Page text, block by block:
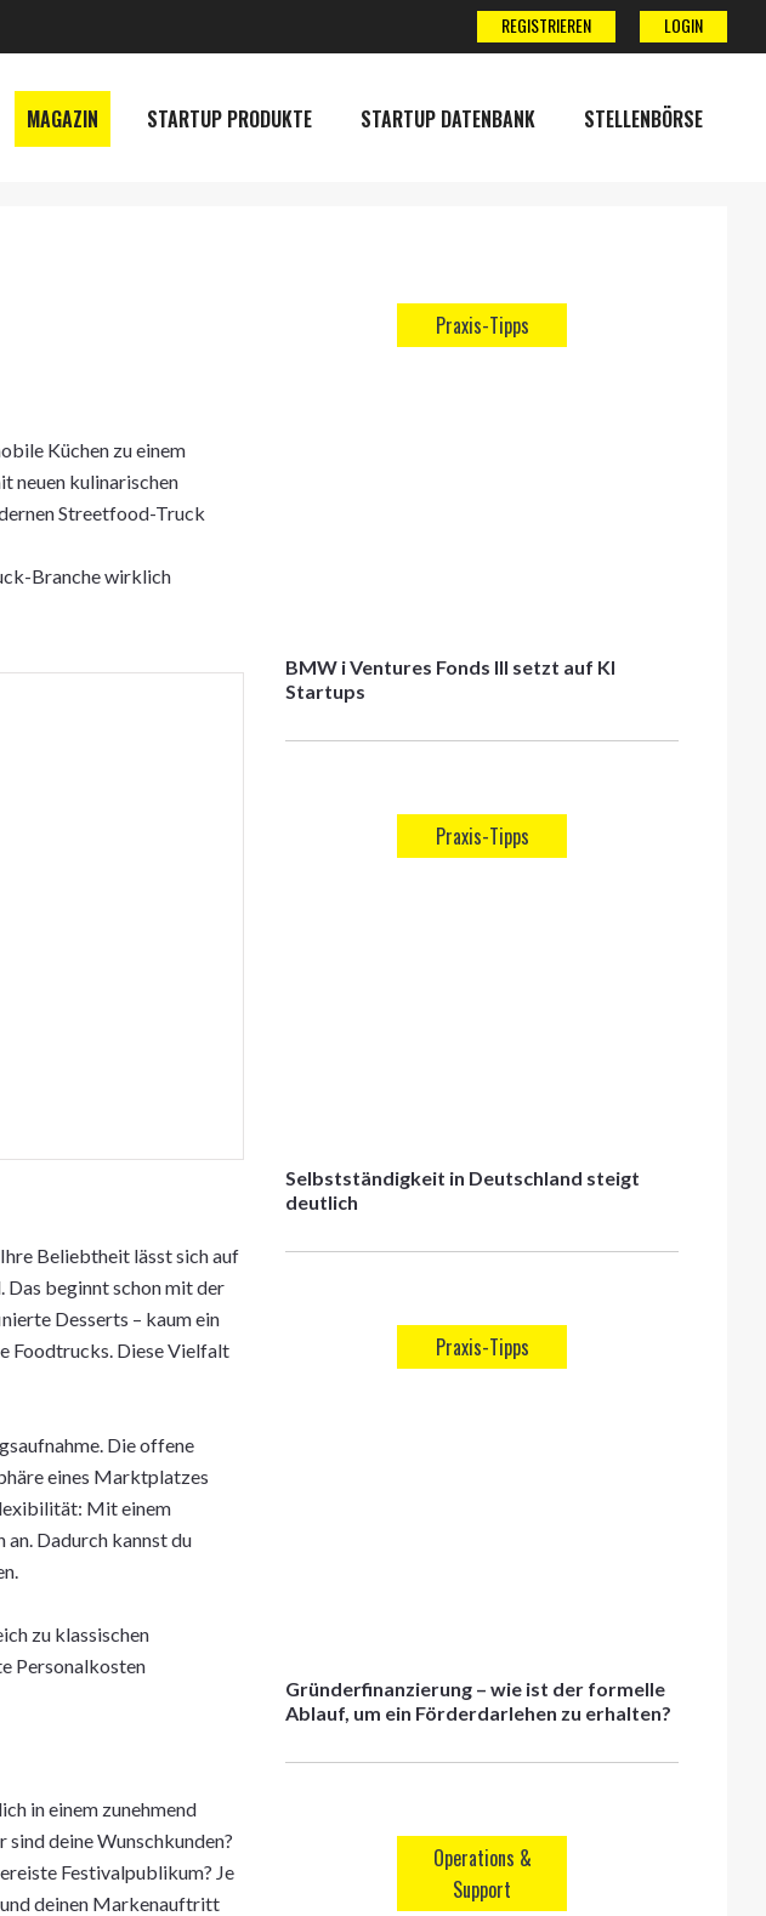
LOGIN
REGISTRIEREN
MAGAZIN STARTUP PRODUKTE STARTUP DATENBANK STELLENBÖRSE
Küchen zu einem
neuen kulinarischen
Streetfood-Truck
Branche wirklich
Beliebtheit lässt sich auf
Das beginnt schon mit der
Desserts – kaum ein
Foodtrucks. Diese Vielfalt
Die offene
eines Marktplatzes
Mit einem
an. Dadurch kannst du
zu klassischen
Personalkosten
in einem zunehmend
deine Wunschkunden?
Festivalpublikum? Je
deinen Markenauftritt
Praxis-Tipps
BMW i Ventures Fonds III setzt auf KI
Startups
Praxis-Tipps
Selbstständigkeit in Deutschland steigt
deutlich
Praxis-Tipps
Gründerfinanzierung – wie ist der formelle
Ablauf, um ein Förderdarlehen zu erhalten?
Operations &
Support